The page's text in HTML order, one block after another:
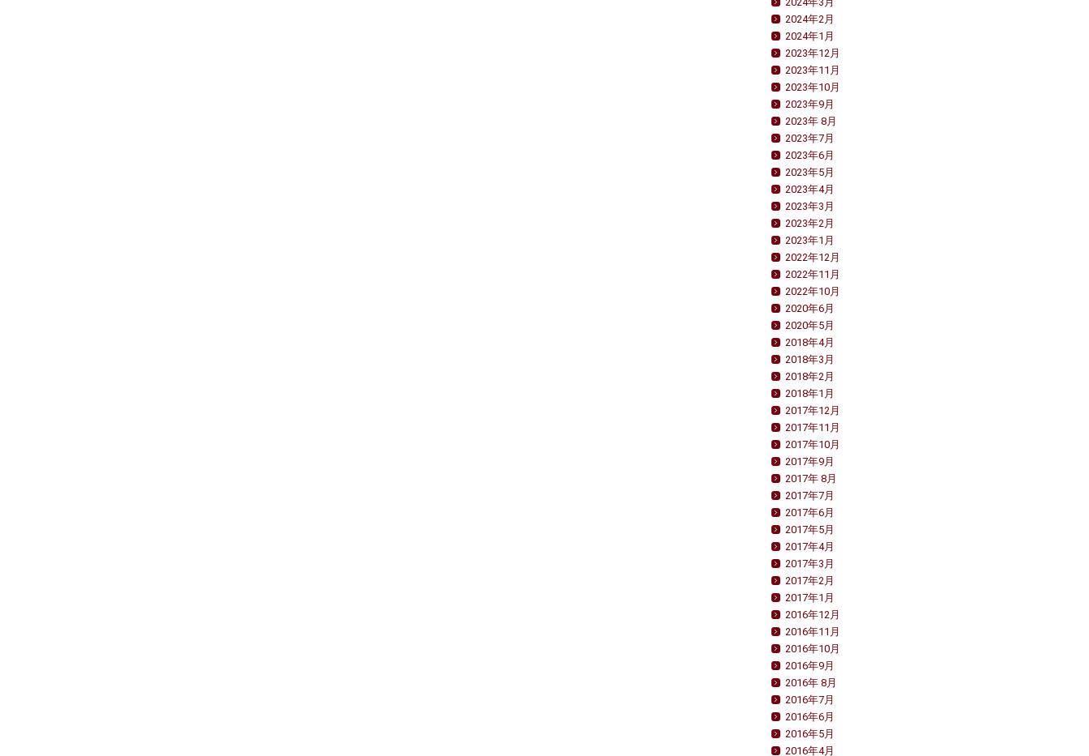
2024年2月
2024年1月
2023年12月
2023年11月
2023年10月
2023年9月
2023年 8月
2023年7月
2023年6月
2023年5月
2023年4月
2023年3月
2023年2月
2023年1月
2022年12月
2022年11月
2022年10月
2020年6月
2020年5月
2018年4月
2018年3月
2018年2月
2018年1月
2017年12月
2017年11月
2017年10月
2017年9月
2017年 8月
2017年7月
2017年6月
2017年5月
2017年4月
2017年3月
2017年2月
2017年1月
2016年12月
2016年11月
2016年10月
2016年9月
2016年 8月
2016年7月
2016年6月
2016年5月
2016年4月